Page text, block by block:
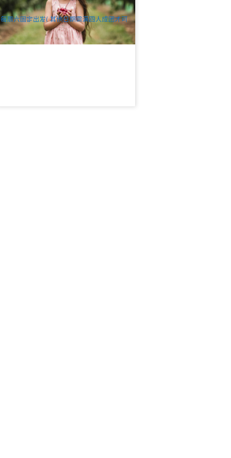
AUD $144.00 $148.00
MEL05029
每周六固定出发( 其他日期需满四人成团才可
出发)